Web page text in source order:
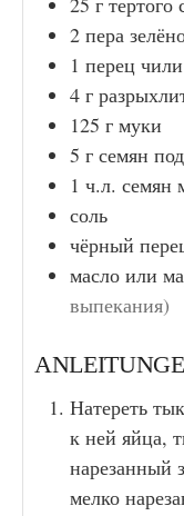
2 пера
1 перец чили
4 г
125 г муки
5 г семян
1 ч.л. семян
соль
чёрный
масло или
выпекания)
Натереть
к ней яйца,
нарезанный
мелко